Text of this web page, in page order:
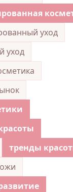
уход
уход
тренды